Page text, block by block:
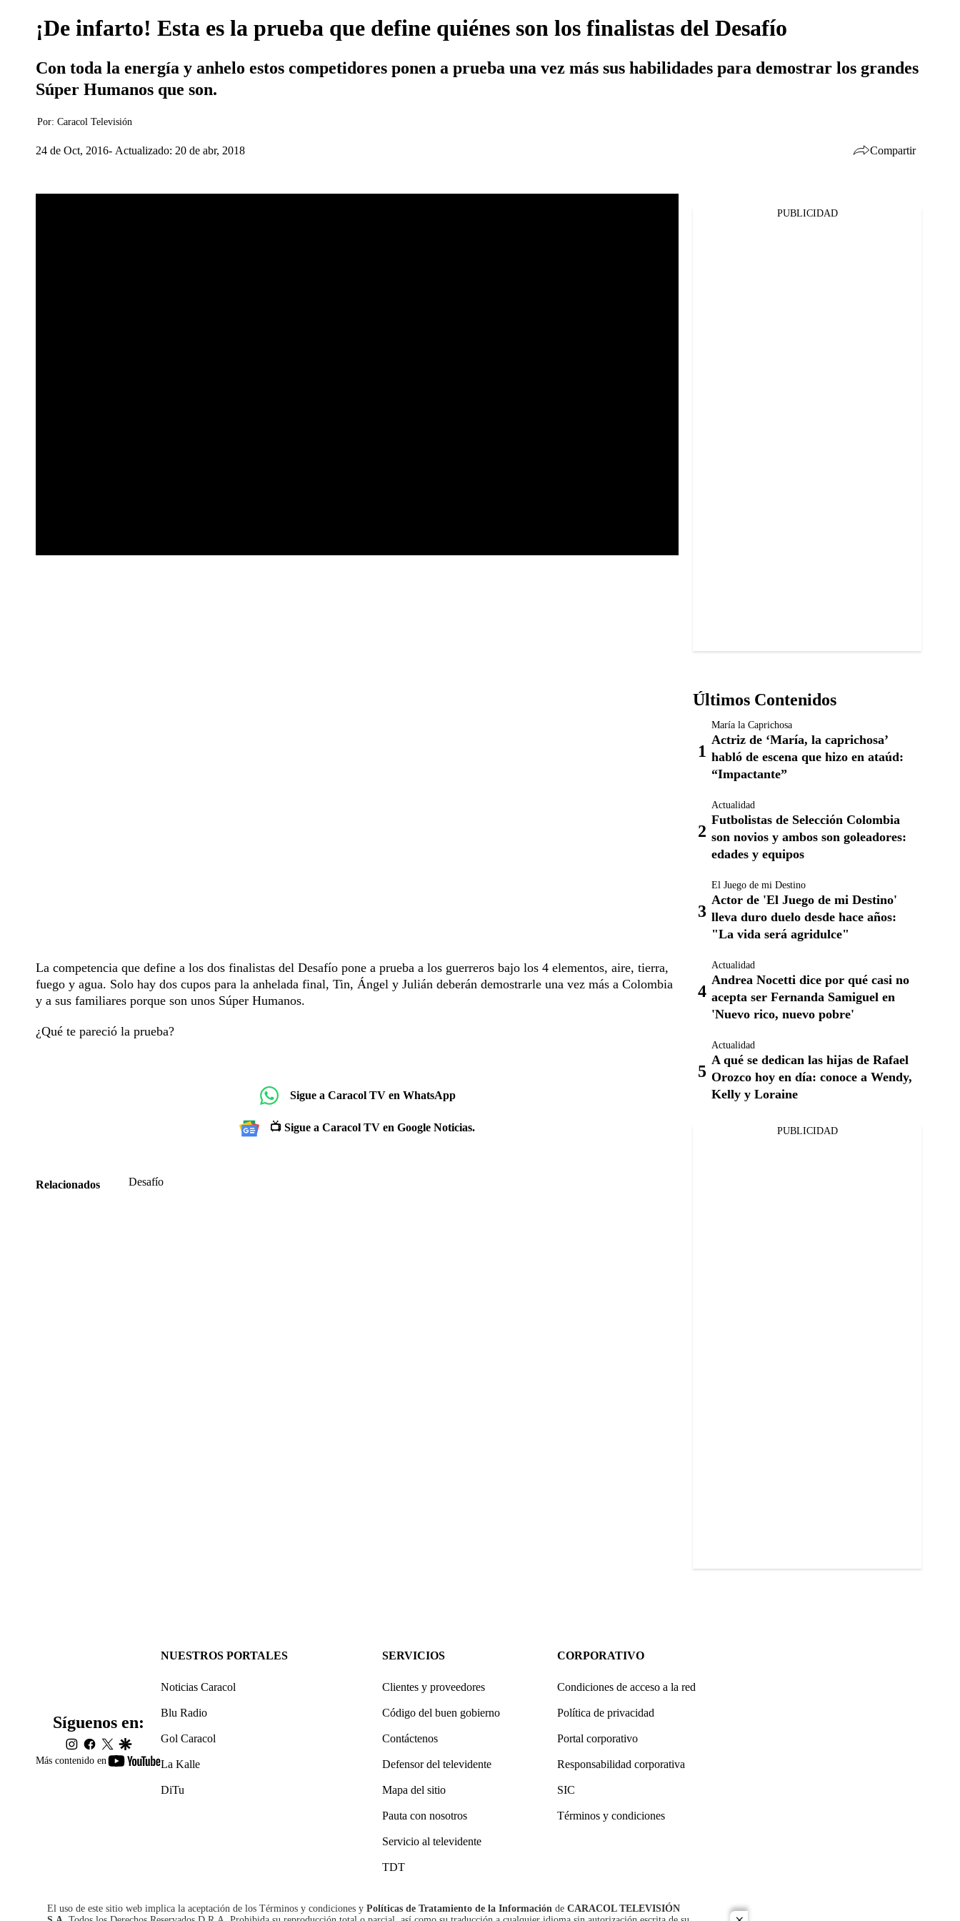
¡De infarto! Esta es la prueba que define quiénes son los finalistas del Desafío
Con toda la energía y anhelo estos competidores ponen a prueba una vez más sus habilidades para demostrar los grandes
Súper Humanos que son.
Por: Caracol Televisión
24 de Oct, 2016 Actualizado: 20 de abr, 2018 Compartir
La competencia que define a los dos finalistas del Desafío pone a prueba a los guerreros bajo los 4 elementos, aire, tierra,
fuego y agua. Solo hay dos cupos para la anhelada final, Tin, Ángel y Julián deberán demostrarle una vez más a Colombia
y a sus familiares porque son unos Súper Humanos.
¿Qué te pareció la prueba?
Sigue a Caracol TV en WhatsApp
📺 Sigue a Caracol TV en Google Noticias.
Relacionados Desafío
PUBLICIDAD
Últimos Contenidos
María la Caprichosa
Actriz de ‘María, la caprichosa’
habló de escena que hizo en ataúd:
“Impactante”
Actualidad
Futbolistas de Selección Colombia
son novios y ambos son goleadores:
edades y equipos
El Juego de mi Destino
Actor de 'El Juego de mi Destino'
lleva duro duelo desde hace años:
"La vida será agridulce"
Actualidad
Andrea Nocetti dice por qué casi no
acepta ser Fernanda Samiguel en
'Nuevo rico, nuevo pobre'
Actualidad
A qué se dedican las hijas de Rafael
Orozco hoy en día: conoce a Wendy,
Kelly y Loraine
PUBLICIDAD
Más contenido en
youtube-
Síguenos en:
instagram
facebook
twittergoogle
NUESTROS PORTALES
Noticias Caracol
Blu Radio
Gol Caracol
La Kalle
DiTu
SERVICIOS
Clientes y proveedores
Código del buen gobierno
Contáctenos
Defensor del televidente
Mapa del sitio
Pauta con nosotros
Servicio al televidente
TDT
CORPORATIVO
Condiciones de acceso a la red
Política de privacidad
Portal corporativo
Responsabilidad corporativa
SIC
Términos y condiciones
El uso de este sitio web implica la aceptación de los Términos y condiciones y Políticas de Tratamiento de la Información de CARACOL TELEVISIÓN